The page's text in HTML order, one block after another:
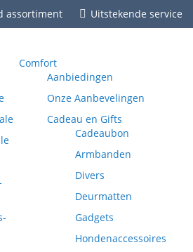
assortiment Uitstekende service
Comfort
Aanbiedingen
Onze Aanbevelingen
Cadeau en Gifts
Cadeaubon
Armbanden
Divers
Deurmatten
Gadgets
Hondenaccessoires